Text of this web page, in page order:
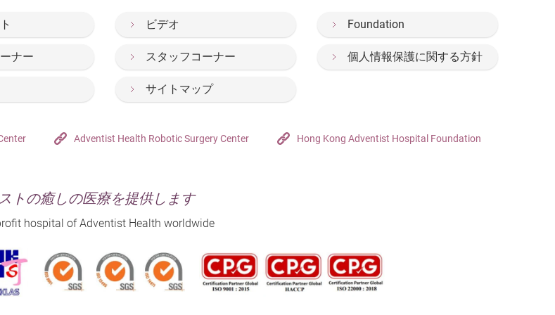
ビデオ Foundation
ナー スタッフコーナー 個人情報保護に関する方針
サイトマップ
Adventist Health Robotic Surgery Center Hong Kong Adventist Hospital Foundation
トの癒しの医療を提供します
hospital of Adventist Health worldwide